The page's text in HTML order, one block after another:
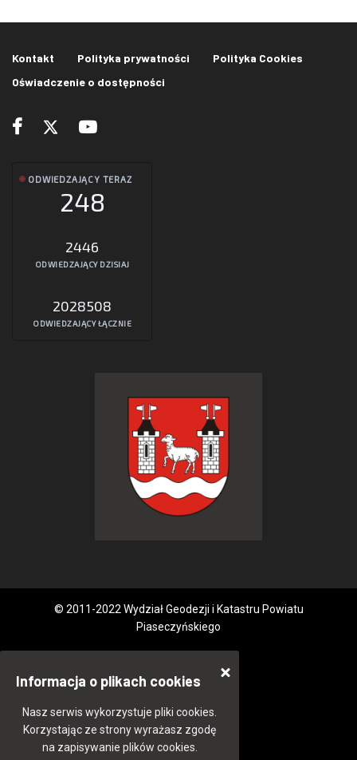
Kontakt Polityka prywatności
Polityka Cookies
Oświadczenie o dostępności
ODWIEDZAJĄCY TERAZ
248
2446
ODWIEDZAJĄCY DZISIAJ
2028508
ODWIEDZAJĄCY ŁĄCZNIE
© 2011-2022 Wydział Geodezji i Katastru Powiatu
Piaseczyńskiego
Informacja o plikach cookies
Nasz serwis wykorzystuje pliki cookies.
Korzystając ze strony wyrażasz zgodę
na zapisywanie plików cookies.